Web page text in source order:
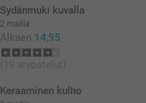
Sydänmuki kuvalla
2 mallia
Alkaen 14,95
(19 arvostelut)
Keraaminen kulho